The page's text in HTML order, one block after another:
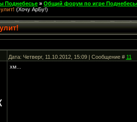
Поднебесье » Общий форум по игре
(Хочу АрБу!)
Дата: Четверг, 11.10.2012, 15:09 | Сообщение #11
хм...